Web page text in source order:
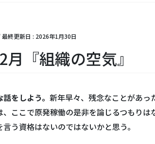
最終更新日 : 2026年1月30日
『組織の空気』
をしよう。 新年早々、残念なことがあっ
ここで原発稼働の是非を論じるつもり
う資格はないのではないかと思う。